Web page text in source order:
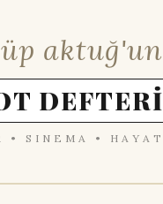
aktuğ'un
DEFTERİ
• SINEMA • HAYAT